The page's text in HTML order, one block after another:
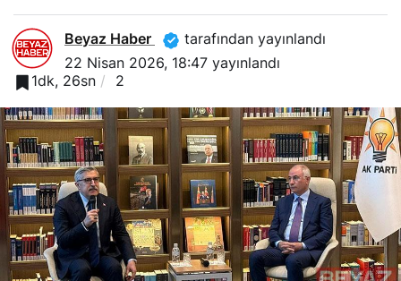
Beyaz Haber
tarafından yayınlandı
22 Nisan 2026, 18:47 yayınlandı
1dk, 26sn
2